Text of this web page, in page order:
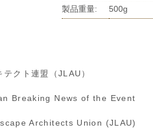
製品重量: 500g
クト連盟（JLAU）
Breaking News of the Event
Architects Union (JLAU)